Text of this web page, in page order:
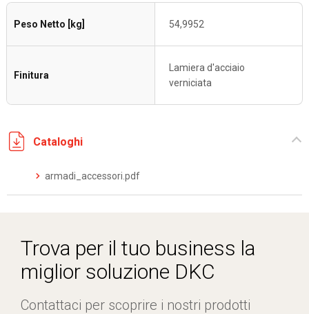
Peso Netto [kg] 54,9952
Finitura
Lamiera d'acciaio
verniciata
Cataloghi
armadi_accessori.pdf
Trova per il tuo business la
miglior soluzione DKC
Contattaci per scoprire i nostri prodotti